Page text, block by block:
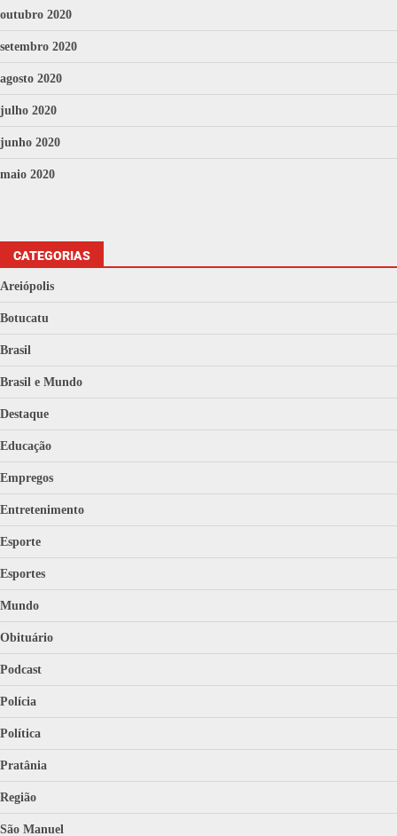
outubro 2020
setembro 2020
agosto 2020
julho 2020
junho 2020
maio 2020
CATEGORIAS
Areiópolis
Botucatu
Brasil
Brasil e Mundo
Destaque
Educação
Empregos
Entretenimento
Esporte
Esportes
Mundo
Obituário
Podcast
Polícia
Política
Pratânia
Região
São Manuel